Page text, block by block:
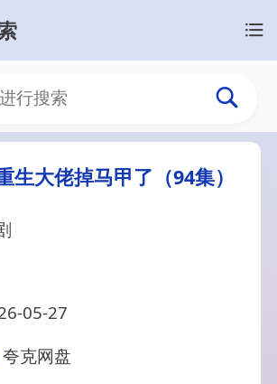
生大佬掉马甲了（94集）
05-27
夸克网盘